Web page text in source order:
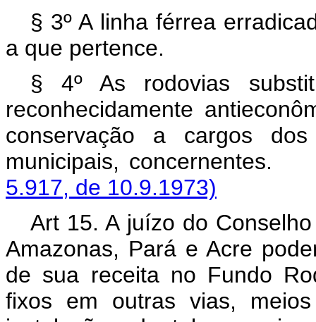
§ 3º A linha férrea
a que pertence.
§ 4º As rodovias
reconhecidamente
conservação a cargos
municipais,
5.917, de 10.9.1973)
Art 15. A juízo do
Amazonas, Pará e Acre
de sua receita no Fundo
fixos em outras vias,